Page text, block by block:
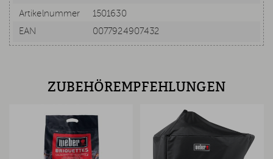
Artikelnummer
1501630
EAN
0077924907432
ZUBEHÖREMPFEHLUNGEN